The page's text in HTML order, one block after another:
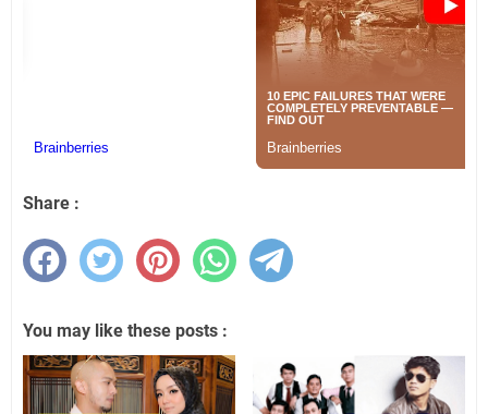
Share :
You may like these posts :